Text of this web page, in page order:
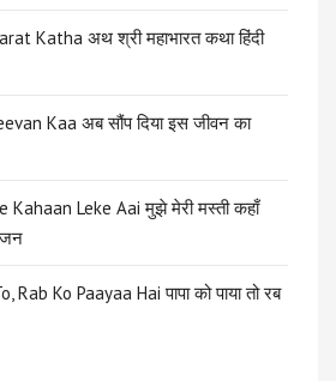
Katha अथ श्री महाभारत कथा हिंदी
Kaa अब सौंप दिया इस जीवन का
Leke Aai मुझे मेरी मस्ती कहाँ
Rab Ko Paayaa Hai पापा को पाया तो रब